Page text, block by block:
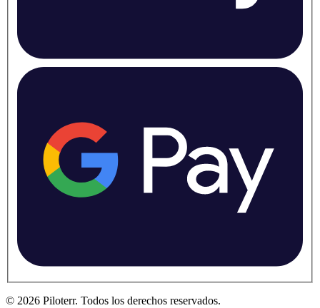
© 2026 Piloterr. Todos los derechos reservados.